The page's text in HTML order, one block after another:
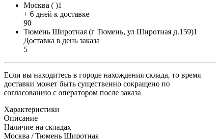
Москва ( )1
+ 6 дней к доставке
90
Тюмень Широтная (г Тюмень, ул Широтная д.159)1
Доставка в день заказа
5
Если вы находитесь в городе нахождения склада, то время
доставки может быть существенно сокращено по
согласованию с оператором после заказа
Характеристики
Описание
Наличие на складах
Москва / Тюмень Широтная